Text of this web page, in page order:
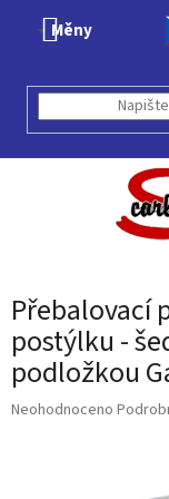
Měny
Přebalovací
postýlku -
podložkou
Průměrné
Neohodnoceno